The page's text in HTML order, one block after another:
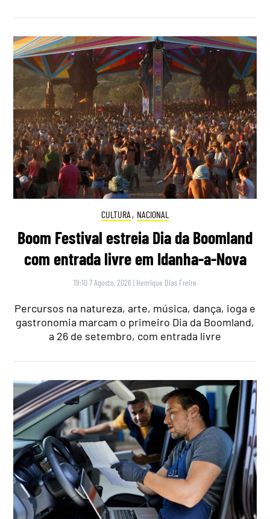
CULTURA , NACIONAL
Boom Festival estreia Dia da Boomland
com entrada livre em Idanha-a-Nova
19:10 7 Agosto, 2026 | Henrique Dias Freire
Percursos na natureza, arte, música, dança, ioga e
gastronomia marcam o primeiro Dia da Boomland,
a 26 de setembro, com entrada livre